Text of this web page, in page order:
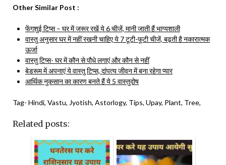
Other Similar Post :
फेंगशुई टिप्स – घर में जरूर रखें ये 6 चीजें, मानी जाती हैं भाग्यशाली
वास्तु अनुसार घर में नहीं रखनी चाहिए ये 7 टूटी-फूटी चीजें, बढ़ती है नकारात्मक
ऊर्जा
वास्तु टिप्स- घर में कौन से पौधे लगाएं और कौन से नहीं
बेडरूम में अपनाएं ये वास्तु टिप्स, दांपत्य जीवन में बना रहेगा प्यार
आर्थिक नुकसान का कारण बनते हैं ये 5 वास्तुदोष
Tag- Hindi, Vastu, Jyotish, Astorlogy, Tips, Upay, Plant, Tree,
Related posts: